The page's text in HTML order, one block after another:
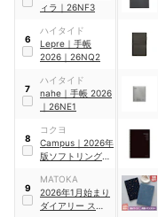
ィラ ｜ 26NF3
6
ハイタイド
Lepre ｜ 手帳
2026 ｜ 26NQ2
7
ハイタイド
nahe ｜ 手帳 2026
｜ 26NE1
8
コクヨ
Campus ｜ 2026年
版ソフトリングダ
ク｜ニ-SMND-
A5-26
9
MATOKA
2026年1月始まり
ダイアリー スケジ